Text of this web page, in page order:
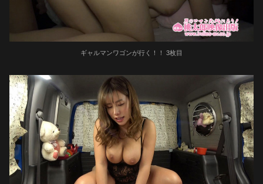
ギャルマンワゴンが行く！！ 3枚目